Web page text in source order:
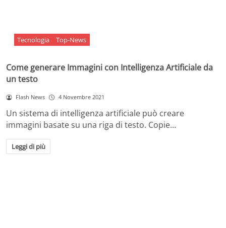
Tecnologia Top-News
Come generare Immagini con Intelligenza Artificiale da
un testo
Flash News 4 Novembre 2021
Un sistema di intelligenza artificiale può creare
immagini basate su una riga di testo. Copie…
Leggi di più